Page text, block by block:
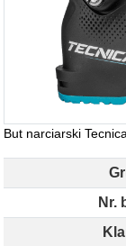
But narciarski
Nr.